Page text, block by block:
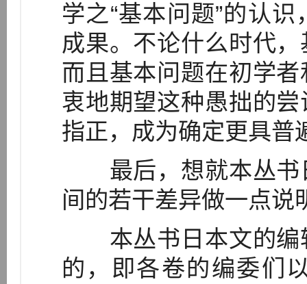
学之“基本问题”的认
成果。不论什么时代
而且基本问题在初学
衷地期望这种愚拙的
指正，成为确定更具普
最后，想就本丛书
间的若干差异做一点说
本丛书日本文的编
的，即各卷的编委们